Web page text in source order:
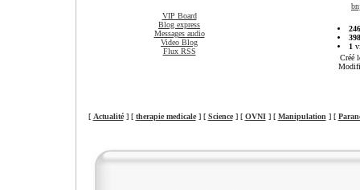
VIP Board
Blog express
Messages audio
Video Blog
Flux RSS
398
1
Créé
[ Actualité] [ therapie medicale] [ Science] [ OVNI] [ Manipulation ] [